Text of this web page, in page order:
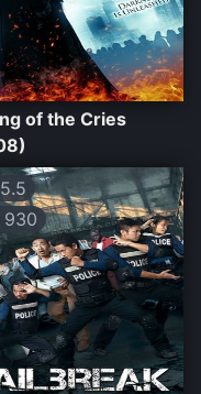
of the Cries
5.5
930